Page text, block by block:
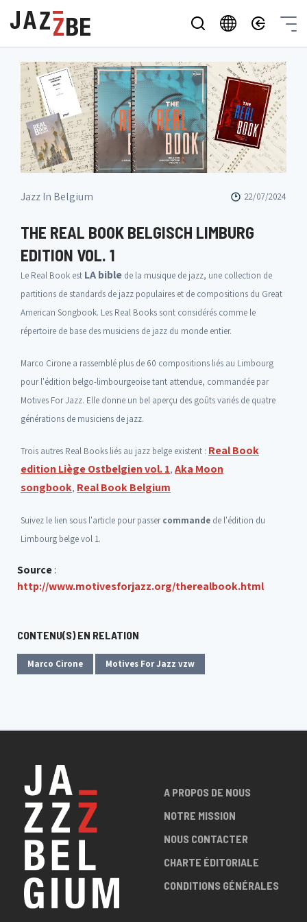
Jazz In Belgium 22/07/2024
THE REAL BOOK BELGISCH LIMBURG
EDITION VOL. 1
Le Real Book est LA bible de la musique de jazz, une collection de
partitions de standards de jazz populaires et de compositions du Great
American Songbook. Les Real Books sont considérés comme le
répertoire de base des musiciens de jazz du monde entier.
Marco Cirone a rassemblé plus de 60 compositions liés au Limbourg
pour l'édition belgo-limbourgeoise tant attendue, commandée par
Motives For Jazz. Elle donne un bel aperçu des goûts variés de quatre
générations de musiciens de jazz.
Trois autres Real Books liés au jazz belge existent : Real Book
edition Liège Ostbelgien vol. 1, Aka Moon
songbook, Real Book Belgium
Suivez le lien sous l'article pour passercommande de l'édition du
Limbourg belge vol 1.
Source:
http://www.motivesforjazz.org/therealbook.html
CONTENU(S) EN RELATION
Marco Cirone Motives For Jazz vzw
A PROPOS DE NOUS
NOTRE MISSION
NOUS CONTACTER
CHARTE ÉDITORIALE
CONDITIONS GÉNÉRALES